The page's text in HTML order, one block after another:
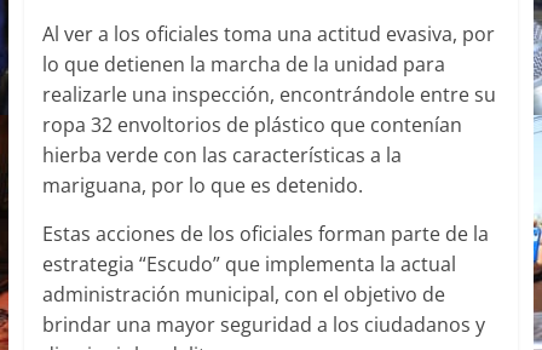
Al ver a los oficiales toma una actitud evasiva, por
lo que detienen la marcha de la unidad para
realizarle una inspección, encontrándole entre su
ropa 32 envoltorios de plástico que contenían
hierba verde con las características a la
mariguana, por lo que es detenido.
Estas acciones de los oficiales forman parte de la
estrategia “Escudo” que implementa la actual
administración municipal, con el objetivo de
brindar una mayor seguridad a los ciudadanos y